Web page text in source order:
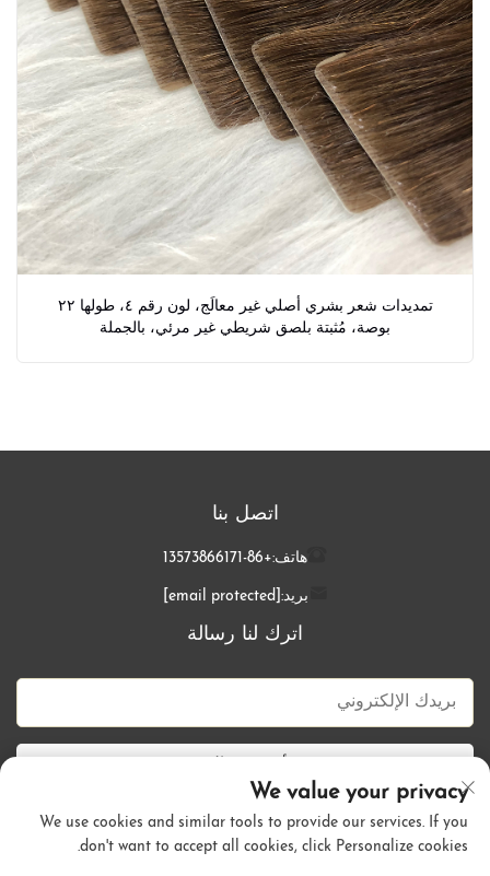
تمديدات شعر بشري أصلي غير معالَج، لون رقم ٤، طولها ٢٢
بوصة، مُثبتة بلصق شريطي غير مرئي، بالجملة
اتصل بنا
هاتف:+86-13573866171
بريد: [email protected]
اترك لنا رسالة
We value your privacy
We use cookies and similar tools to provide our services. If you
don't want to accept all cookies, click Personalize cookies.